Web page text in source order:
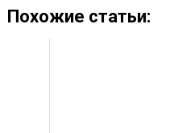
Похожие статьи: